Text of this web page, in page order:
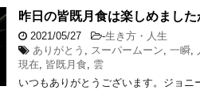
昨日の皆既月食は楽しめました
2021/05/27 -生き方・人生
ありがとう , スーパームーン, 一瞬,
現在, 皆既月食, 雲
いつもありがとうございます。ジョニ